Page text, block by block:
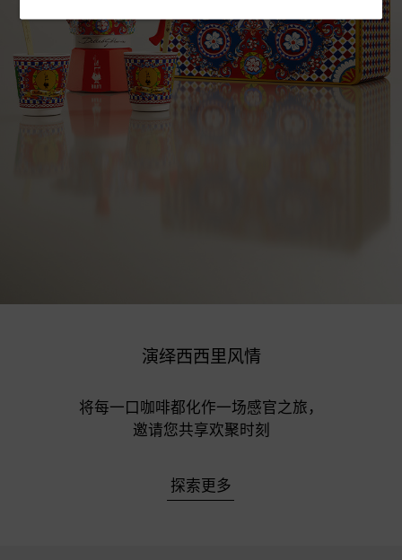
演绎西西里风情
将每一口咖啡都化作一场感官之旅，
邀请您共享欢聚时刻
探索更多